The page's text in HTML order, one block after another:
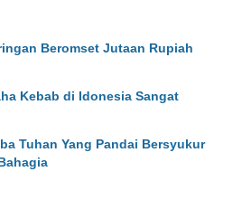
Beromset Jutaan Rupiah
Kebab di Idonesia Sangat
Tuhan Yang Pandai Bersyukur